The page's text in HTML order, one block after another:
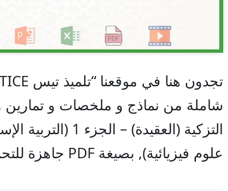
شاملة من نماذج و ملخصات و
التزكية (العقيدة) –
علوم فيزيائية), بصيغة PDF جاهزة للتحميل .